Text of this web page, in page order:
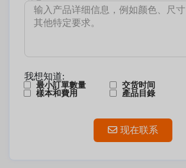
我想知道:
最小訂單數量
交货时间
樣本和費用
產品目錄
现在联系